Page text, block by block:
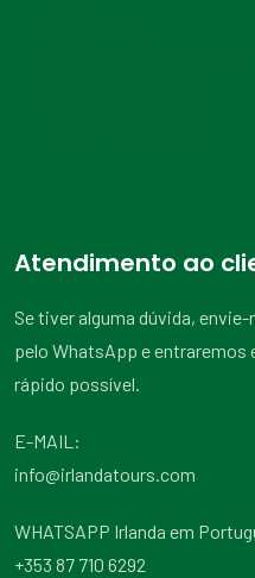
Atendimento ao
Se tiver alguma dúvida,
pelo WhatsApp e
rápido possível.
E-MAIL:
info@irlandatours.com
WHATSAPP Irlanda em
+353 87 710 6292